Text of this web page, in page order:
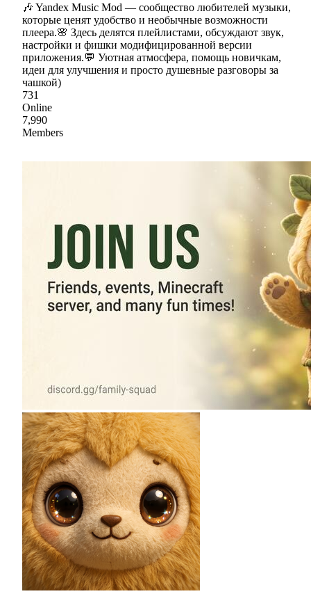
🎶 Yandex Music Mod — сообщество любителей музыки,
которые ценят удобство и необычные возможности
плеера.🌸 Здесь делятся плейлистами, обсуждают звук,
настройки и фишки модифицированной версии
приложения.💬 Уютная атмосфера, помощь новичкам,
идеи для улучшения и просто душевные разговоры за
чашкой)
731
Online
7,990
Members